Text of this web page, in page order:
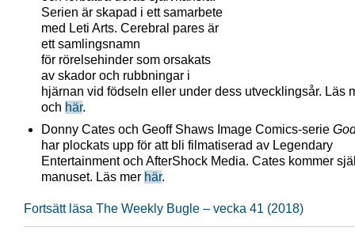
Serien är skapad i ett samarbete
med Leti Arts. Cerebral pares är
ett samlingsnamn
för rörelsehinder som orsakats
av skador och rubbningar i
hjärnan vid födseln eller under dess utvecklingsår. Läs
och här.
Donny Cates och Geoff Shaws Image Comics-serie
har plockats upp för att bli filmatiserad av Legendary
Entertainment och AfterShock Media. Cates kommer
manuset. Läs mer här.
Fortsätt läsa The Weekly Bugle – vecka 41 (2018)